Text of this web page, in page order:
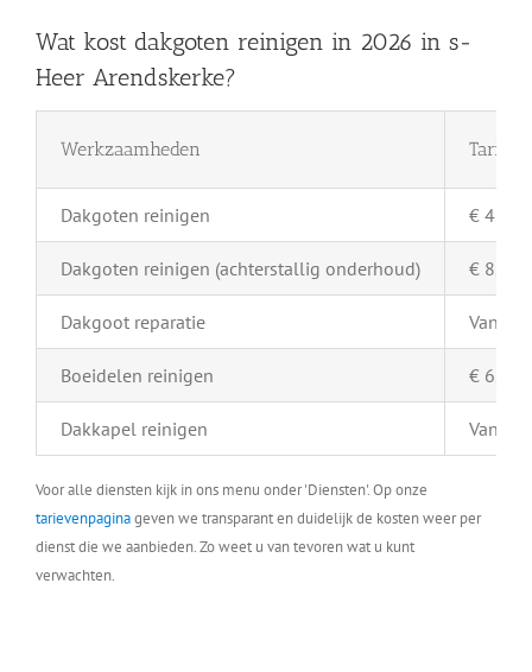
Wat kost dakgoten reinigen in 2026 in s-
Heer Arendskerke?
Werkzaamheden Tarief
Dakgoten reinigen € 4,-
Dakgoten reinigen (achterstallig onderhoud) € 8,-
Dakgoot reparatie Vanaf
Boeidelen reinigen € 6,-
Dakkapel reinigen Vanaf
Voor alle diensten kijk in ons menu onder 'Diensten'. Op onze
tarievenpaginageven we transparant en duidelijk de kosten weer per
dienst die we aanbieden. Zo weet u van tevoren wat u kunt
verwachten.